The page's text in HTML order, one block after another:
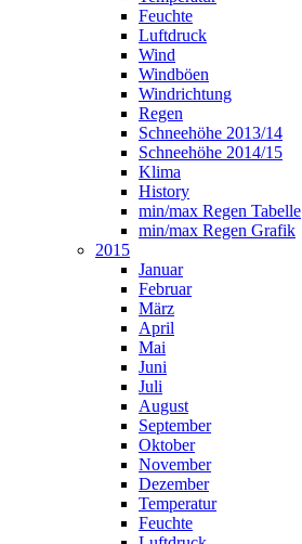
Feuchte
Luftdruck
Wind
Windböen
Windrichtung
Regen
Schneehöhe 2013/14
Schneehöhe 2014/15
Klima
History
min/max Regen Tabelle
min/max Regen Grafik
2015
Januar
Februar
März
April
Mai
Juni
Juli
August
September
Oktober
November
Dezember
Temperatur
Feuchte